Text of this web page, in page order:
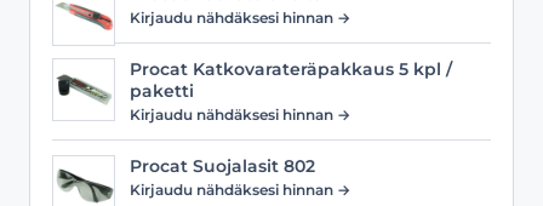
Kirjaudu nähdäksesi hinnan →
Procat Katkovarateräpakkaus 5 kpl /
paketti
Kirjaudu nähdäksesi hinnan →
Procat Suojalasit 802
Kirjaudu nähdäksesi hinnan →